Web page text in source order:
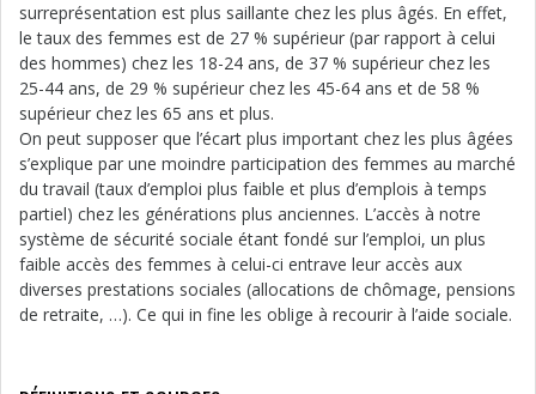
surreprésentation est plus saillante chez les plus âgés. En effet,
le taux des femmes est de 27 % supérieur (par rapport à celui
des hommes) chez les 18-24 ans, de 37 % supérieur chez les
25-44 ans, de 29 % supérieur chez les 45-64 ans et de 58 %
supérieur chez les 65 ans et plus.
On peut supposer que l’écart plus important chez les plus âgées
s’explique par une moindre participation des femmes au marché
du travail (taux d’emploi plus faible et plus d’emplois à temps
partiel) chez les générations plus anciennes. L’accès à notre
système de sécurité sociale étant fondé sur l’emploi, un plus
faible accès des femmes à celui-ci entrave leur accès aux
diverses prestations sociales (allocations de chômage, pensions
de retraite, …). Ce qui in fine les oblige à recourir à l’aide sociale.